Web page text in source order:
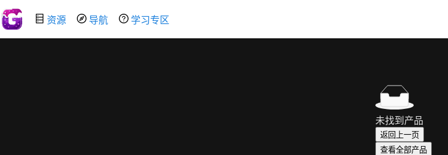
资源 导航 学习专区
未找到产品
返回上一页
查看全部产品